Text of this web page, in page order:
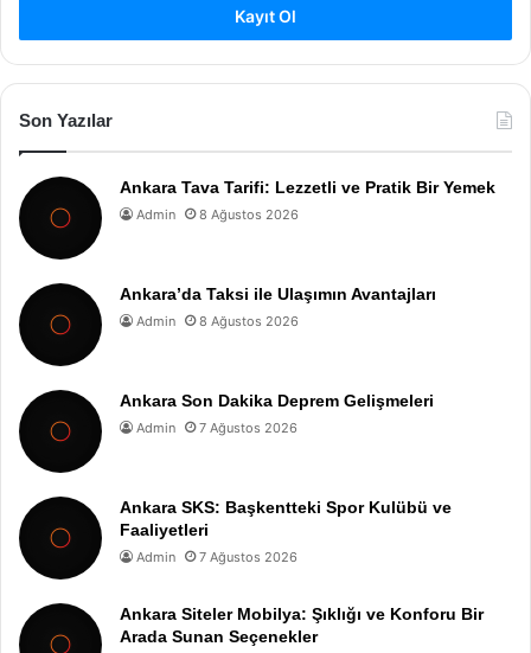
Kayıt Ol
Son Yazılar
Ankara Tava Tarifi: Lezzetli ve Pratik Bir Yemek
Admin 8 Ağustos 2026
Ankara’da Taksi ile Ulaşımın Avantajları
Admin 8 Ağustos 2026
Ankara Son Dakika Deprem Gelişmeleri
Admin 7 Ağustos 2026
Ankara SKS: Başkentteki Spor Kulübü ve
Faaliyetleri
Admin 7 Ağustos 2026
Ankara Siteler Mobilya: Şıklığı ve Konforu Bir
Arada Sunan Seçenekler